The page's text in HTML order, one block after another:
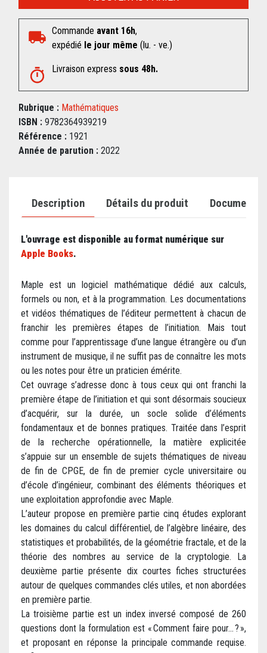
Commande avant 16h,
expédié le jour même (lu. - ve.)
Livraison express sous 48h.
Rubrique : Mathématiques
ISBN : 9782364939219
Référence : 1921
Année de parution : 2022
Description Détails du produit Documents
L'ouvrage est disponible au format numérique sur
Apple Books.
Maple est un logiciel mathématique dédié aux calculs,
formels ou non, et à la programmation. Les documentations
et vidéos thématiques de l’éditeur permettent à chacun de
franchir les premières étapes de l’initiation. Mais tout
comme pour l’apprentissage d’une langue étrangère ou d’un
instrument de musique, il ne suffit pas de connaître les mots
ou les notes pour être un praticien émérite.
Cet ouvrage s’adresse donc à tous ceux qui ont franchi la
première étape de l’initiation et qui sont désormais soucieux
d’acquérir, sur la durée, un socle solide d’éléments
fondamentaux et de bonnes pratiques. Traitée dans l’esprit
de la recherche opérationnelle, la matière explicitée
s’appuie sur un ensemble de sujets thématiques de niveau
de fin de CPGE, de fin de premier cycle universitaire ou
d’école d’ingénieur, combinant des éléments théoriques et
une exploitation approfondie avec Maple.
L’auteur propose en première partie cinq études explorant
les domaines du calcul différentiel, de l’algèbre linéaire, des
statistiques et probabilités, de la géométrie fractale, et de la
théorie des nombres au service de la cryptologie. La
deuxième partie présente dix courtes fiches structurées
autour de quelques commandes clés utiles, et non abordées
en première partie.
La troisième partie est un index inversé composé de 260
questions dont la formulation est « Comment faire pour… ? »,
et proposant en réponse la principale commande requise.